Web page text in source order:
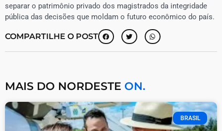
separar o patrimônio privado dos magistrados da integridade
pública das decisões que moldam o futuro econômico do país.
COMPARTILHE O POST
MAIS DO NORDESTE ON.
BRASIL